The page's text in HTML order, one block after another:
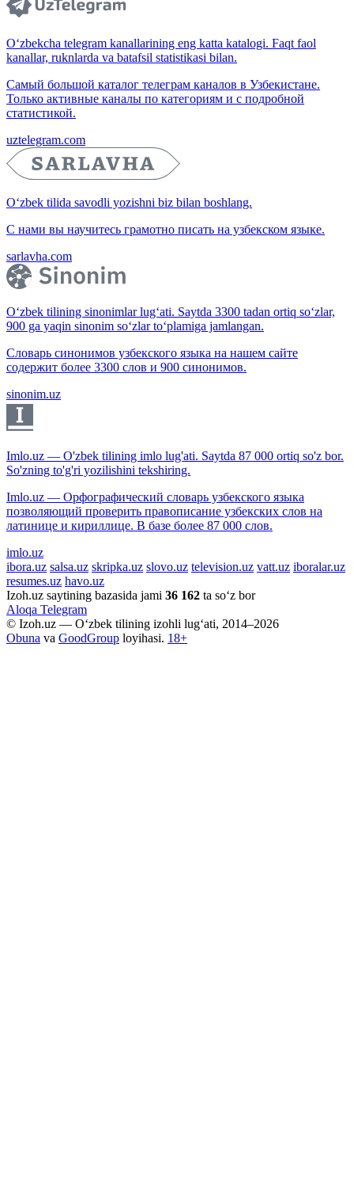
O‘zbekcha telegram kanallarining eng katta katalogi. Faqt faol
kanallar, ruknlarda va batafsil statistikasi bilan.
Самый большой каталог телеграм каналов в Узбекистане.
Только активные каналы по категориям и с подробной
статистикой.
uztelegram.com
O‘zbek tilida savodli yozishni biz bilan boshlang.
С нами вы научитесь грамотно писать на узбекском языке.
sarlavha.com
O‘zbek tilining sinonimlar lug‘ati. Saytda 3300 tadan ortiq so‘zlar,
900 ga yaqin sinonim so‘zlar to‘plamiga jamlangan.
Словарь синонимов узбекского языка на нашем сайте
содержит более 3300 слов и 900 синонимов.
sinonim.uz
Imlo.uz — O'zbek tilining imlo lug'ati. Saytda 87 000 ortiq so'z bor.
So'zning to'g'ri yozilishini tekshiring.
Imlo.uz — Орфографический словарь узбекского языка
позволяющий проверить правописание узбекских слов на
латинице и кириллице. В базе более 87 000 слов.
imlo.uz
ibora.uz salsa.uz skripka.uz slovo.uz television.uz vatt.uz iboralar.uz
resumes.uz havo.uz
Izoh.uz saytining bazasida jami 36 162 ta so‘z bor
Aloqa Telegram
© Izoh.uz — O‘zbek tilining izohli lug‘ati, 2014–2026
Obuna va GoodGroup loyihasi. 18+